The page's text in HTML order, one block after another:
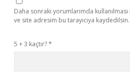
Daha sonraki yorumlarımda
ve site adresim bu tarayıcıya kaydedilsin.
5 + 3 kaçtır?*